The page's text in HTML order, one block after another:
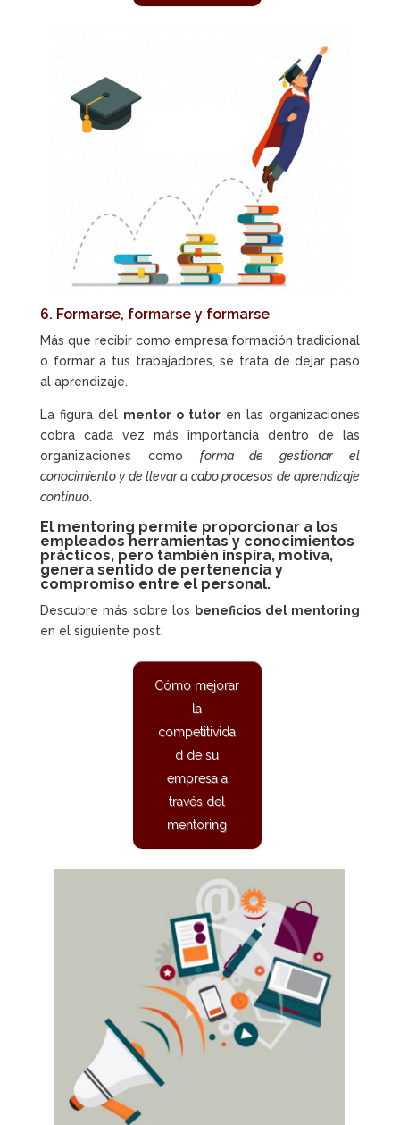
6. Formarse, formarse y formarse
Más que recibir como empresa formación tradicional
o formar a tus trabajadores, se trata de dejar paso
al aprendizaje.
La figura del mentor o tutor en las organizaciones
cobra cada vez más importancia dentro de las
organizaciones como forma de gestionar el
conocimiento y de llevar a cabo procesos de aprendizaje
continuo.
El mentoring permite proporcionar a los
empleados herramientas y conocimientos
prácticos, pero también inspira, motiva,
genera sentido de pertenencia y
compromiso entre el personal.
Descubre más sobre los beneficios del mentoring
en el siguiente post:
Cómo mejorar
la
competitivida
d de su
empresa a
través del
mentoring